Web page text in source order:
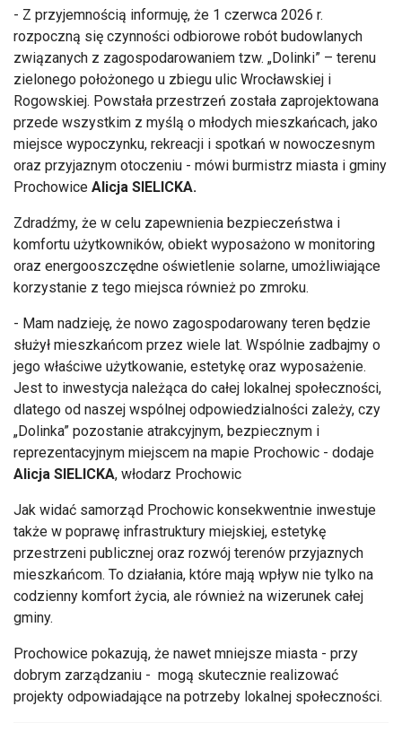
- Z przyjemnością informuję, że 1 czerwca 2026 r.
rozpoczną się czynności odbiorowe robót budowlanych
związanych z zagospodarowaniem tzw. „Dolinki” – terenu
zielonego położonego u zbiegu ulic Wrocławskiej i
Rogowskiej. Powstała przestrzeń została zaprojektowana
przede wszystkim z myślą o młodych mieszkańcach, jako
miejsce wypoczynku, rekreacji i spotkań w nowoczesnym
oraz przyjaznym otoczeniu - mówi burmistrz miasta i gminy
Prochowice Alicja SIELICKA.
Zdradźmy, że w celu zapewnienia bezpieczeństwa i
komfortu użytkowników, obiekt wyposażono w monitoring
oraz energooszczędne oświetlenie solarne, umożliwiające
korzystanie z tego miejsca również po zmroku.
- Mam nadzieję, że nowo zagospodarowany teren będzie
służył mieszkańcom przez wiele lat. Wspólnie zadbajmy o
jego właściwe użytkowanie, estetykę oraz wyposażenie.
Jest to inwestycja należąca do całej lokalnej społeczności,
dlatego od naszej wspólnej odpowiedzialności zależy, czy
„Dolinka” pozostanie atrakcyjnym, bezpiecznym i
reprezentacyjnym miejscem na mapie Prochowic - dodaje
Alicja SIELICKA, włodarz Prochowic
Jak widać samorząd Prochowic konsekwentnie inwestuje
także w poprawę infrastruktury miejskiej, estetykę
przestrzeni publicznej oraz rozwój terenów przyjaznych
mieszkańcom. To działania, które mają wpływ nie tylko na
codzienny komfort życia, ale również na wizerunek całej
gminy.
Prochowice pokazują, że nawet mniejsze miasta - przy
dobrym zarządzaniu - mogą skutecznie realizować
projekty odpowiadające na potrzeby lokalnej społeczności.